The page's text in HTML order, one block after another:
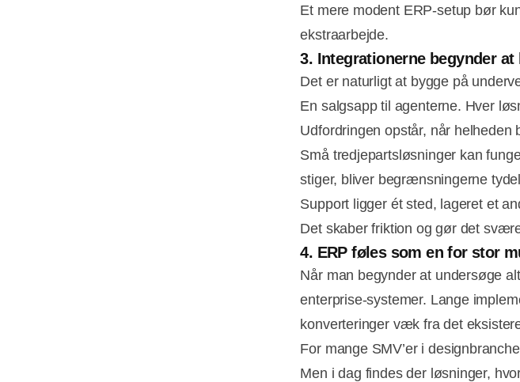
Et mere modent ERP-setup bør
ekstraarbejde.
3. Integrationerne begynder
Det er naturligt at bygge på
En salgsapp til agenterne. Hver
Udfordringen opstår, når helheden
Små tredjepartsløsninger kan
stiger, bliver begrænsningerne
Support ligger ét sted, lageret et
Det skaber friktion og gør det
4. ERP føles som en for stor
Når man begynder at undersøge
enterprise-systemer. Lange
konverteringer væk fra det
For mange SMV’er i
Men i dag findes der løsninger,